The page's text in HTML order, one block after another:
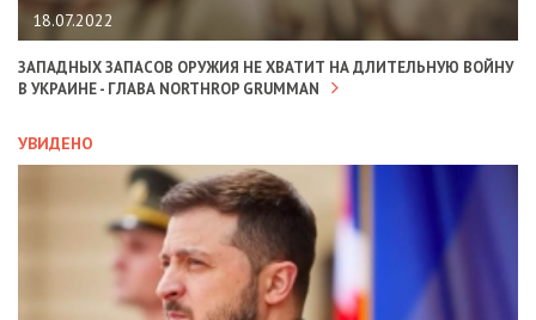
18.07.2022
ЗАПАДНЫХ ЗАПАСОВ ОРУЖИЯ НЕ ХВАТИТ НА ДЛИТЕЛЬНУЮ ВОЙНУ
В УКРАИНЕ - ГЛАВА NORTHROP GRUMMAN
УВИДЕНО